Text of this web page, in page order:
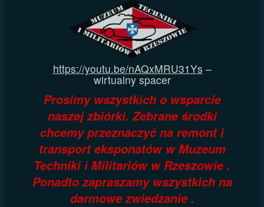
https://youtu.be/nAQxMRU31Ys –
wirtualny spacer
Prosimy wszystkich o wsparcie
naszej zbiórki. Zebrane środki
chcemy przeznaczyć na remont i
transport eksponatów w Muzeum
Techniki i Militariów w Rzeszowie .
Ponadto zapraszamy wszystkich na
darmowe zwiedzanie .